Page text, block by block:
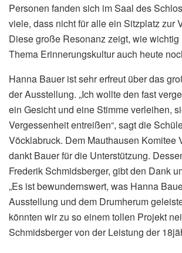
Personen fanden sich im Saal des
viele, dass nicht für alle ein Sitzplatz zur
Diese große Resonanz zeigt, wie
Thema Erinnerungskultur auch heute
Hanna Bauer ist sehr erfreut über das
der Ausstellung. „Ich wollte den fast
ein Gesicht und eine Stimme verleihen,
Vergessenheit entreißen“, sagt die
Vöcklabruck. Dem Mauthausen Komitee
dankt Bauer für die Unterstützung.
Frederik Schmidsberger, gibt den Dank
„Es ist bewundernswert, was Hanna
Ausstellung und dem Drumherum
könnten wir zu so einem tollen Projekt
Schmidsberger von der Leistung der